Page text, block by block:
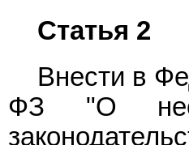
Статья 2
Внести в
ФЗ "О